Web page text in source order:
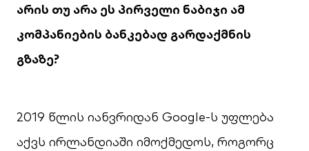
არის თუ არა ეს პირველი ნაბიჯი ამ
კომპანიების ბანკებად გარდაქმნის
გზაზე?
2019 წლის იანვრიდან Google-ს უფლება
აქვს ირლანდიაში იმოქმედოს, როგორც